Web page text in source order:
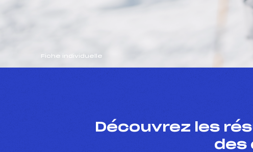
Fiche individuelle
Découvrez les
des